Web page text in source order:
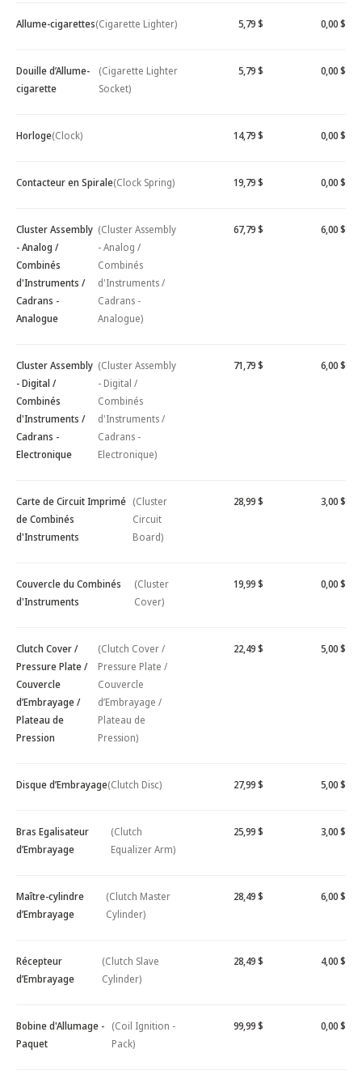
Allume-cigarettes(Cigarette Lighter) 5,79 $ 0,00 $
Douille d’Allume-
cigarette
(Cigarette Lighter
Socket)
5,79 $ 0,00 $
Horloge(Clock) 14,79 $ 0,00 $
Contacteur en Spirale(Clock Spring) 19,79 $ 0,00 $
Cluster Assembly
- Analog /
Combinés
d'Instruments /
Cadrans -
Analogue
(Cluster Assembly
- Analog /
Combinés
d'Instruments /
Cadrans -
Analogue)
67,79 $ 6,00 $
Cluster Assembly
- Digital /
Combinés
d'Instruments /
Cadrans -
Electronique
(Cluster Assembly
- Digital /
Combinés
d'Instruments /
Cadrans -
Electronique)
71,79 $ 6,00 $
Carte de Circuit Imprimé
de Combinés
d'Instruments
(Cluster
Circuit
Board)
28,99 $ 3,00 $
Couvercle du Combinés
d'Instruments
(Cluster
Cover)
19,99 $ 0,00 $
Clutch Cover /
Pressure Plate /
Couvercle
d’Embrayage /
Plateau de
Pression
(Clutch Cover /
Pressure Plate /
Couvercle
d’Embrayage /
Plateau de
Pression)
22,49 $ 5,00 $
Disque d’Embrayage(Clutch Disc) 27,99 $ 5,00 $
Bras Egalisateur
d’Embrayage
(Clutch
Equalizer Arm)
25,99 $ 3,00 $
Maître-cylindre
d’Embrayage
(Clutch Master
Cylinder)
28,49 $ 6,00 $
Récepteur
d’Embrayage
(Clutch Slave
Cylinder)
28,49 $ 4,00 $
Bobine d'Allumage -
Paquet
(Coil Ignition -
Pack)
99,99 $ 0,00 $